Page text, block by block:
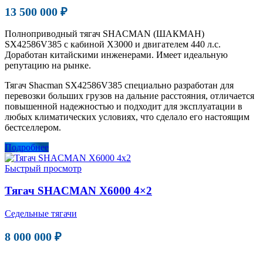
13 500 000 ₽
Полноприводный тягач SHACMAN (ШАКМАН)
SX42586V385 с кабиной Х3000 и двигателем 440 л.с.
Доработан китайскими инженерами. Имеет идеальную
репутацию на рынке.
Тягач Shacman SX42586V385 специально разработан для
перевозки больших грузов на дальние расстояния, отличается
повышенной надежностью и подходит для эксплуатации в
любых климатических условиях, что сделало его настоящим
бестселлером.
Подробнее
Быстрый просмотр
Тягач SHACMAN X6000 4×2
Седельные тягачи
8 000 000 ₽